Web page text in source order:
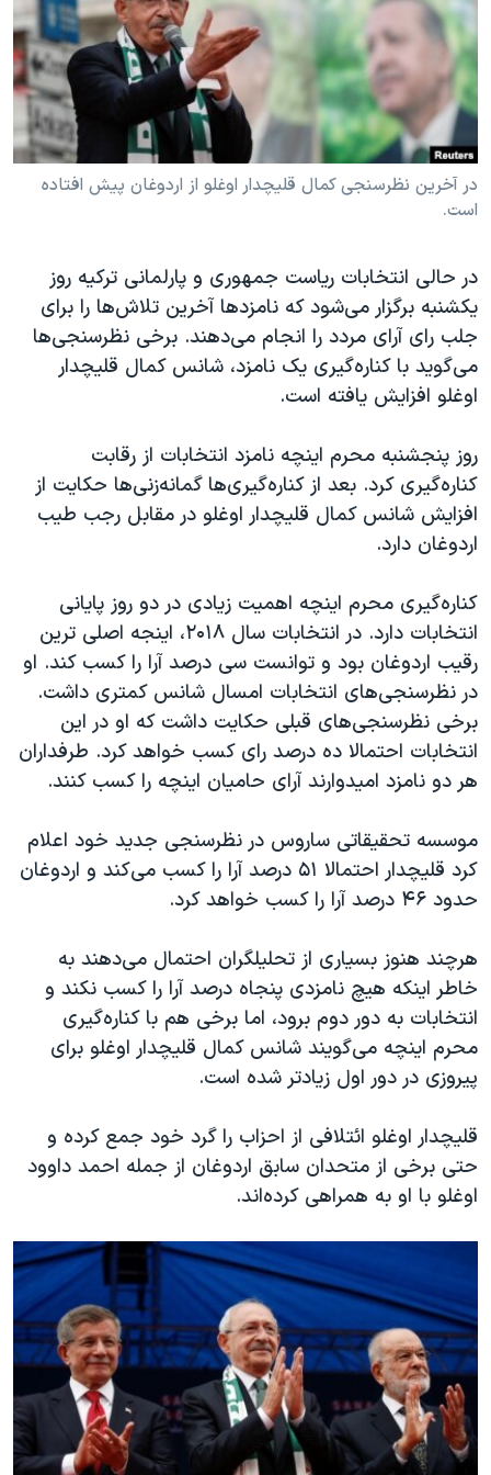
فرهنگ و زندگی
حقوق شهروندی
اقتصادی
علم و فناوری
اسرائیل در جنگ
گالری عکس
مستندها
انتخابات ریاست جمهوری آمریکا ۲۰۲۴
حمله جمهوری اسلامی به اسرائیل
رمز مهسا
ورزش زنان در ایران
اعتراضات زن، زندگی، آزادی
تریبونال مردمی آبان ۹۸
دادگاه حمید نوری
چهل سال گروگان‌گیری
اعتراضات مردمی آبان ۹۸
اسرائیل در جنگ
نرگس محمدی برنده جایزه نوبل صلح
صفحه‌های ویژه
سفر پرزیدنت ترامپ به چین
دنبال کنید
زبانهای مختلف
در آخرین نظرسنجی کمال قلیچدار اوغلو از اردوغان پیش افتاده
است.
در حالی انتخابات ریاست جمهوری و پارلمانی ترکیه روز
یکشنبه برگزار می‌شود که نامزدها آخرین تلاش‌ها را برای
جلب رای آرای مردد را انجام می‌دهند. برخی نظرسنجی‌ها
می‌گوید با کناره‌گیری یک نامزد، شانس کمال قلیچدار
اوغلو افزایش یافته است.
روز پنجشنبه محرم اینچه نامزد انتخابات از رقابت
کناره‌گیری کرد. بعد از کناره‌گیری‌ها گمانه‌زنی‌ها حکایت از
افزایش شانس کمال قلیچدار اوغلو در مقابل رجب طیب
اردوغان دارد.
کناره‌گیری محرم اینچه اهمیت زیادی در دو روز پایانی
انتخابات دارد. در انتخابات سال ۲۰۱۸، اینجه اصلی ترین
رقیب اردوغان بود و توانست سی درصد آرا را کسب کند. او
در نظرسنجی‌های انتخابات امسال شانس کمتری داشت.
برخی نظرسنجی‌های قبلی حکایت داشت که او در این
انتخابات احتمالا ده درصد رای کسب خواهد کرد. طرفداران
هر دو نامزد امیدوارند آرای حامیان اینچه را کسب کنند.
موسسه تحقیقاتی ساروس در نظرسنجی جدید خود اعلام
کرد قلیچدار احتمالا ۵۱ درصد آرا را کسب می‌کند و اردوغان
حدود ۴۶ درصد آرا را کسب خواهد کرد.
هرچند هنوز بسیاری از تحلیلگران احتمال می‌دهند به
خاطر اینکه هیچ نامزدی پنجاه درصد آرا را کسب نکند و
انتخابات به دور دوم برود، اما برخی هم با کناره‌گیری
محرم اینچه می‌گویند شانس کمال قلیچدار اوغلو برای
پیروزی در دور اول زیادتر شده است.
قلیچدار اوغلو ائتلافی از احزاب را گرد خود جمع کرده و
حتی برخی از متحدان سابق اردوغان از جمله احمد داوود
اوغلو با او به همراهی کرده‌اند.